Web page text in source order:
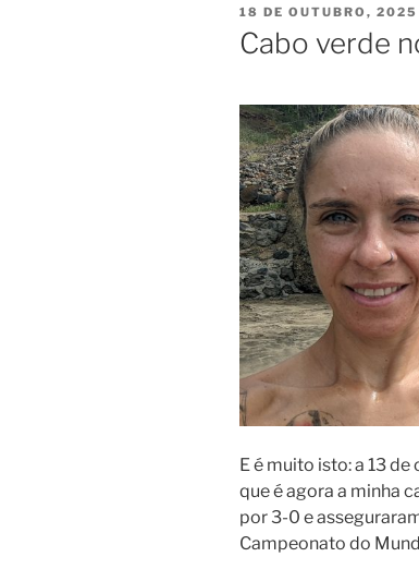
PUBLICADO
EM
18 DE OUTUBRO, 2025
Cabo verde
E é muito isto: a 13
que é agora a minha
por 3-0 e
Campeonato do